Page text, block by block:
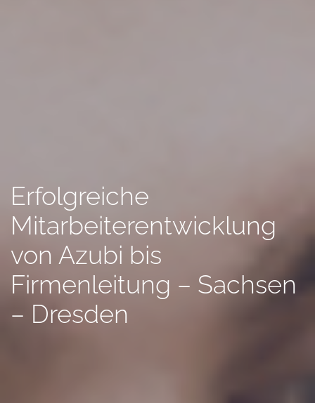
Erfolgreiche
Mitarbeiterentwicklung
von Azubi bis
Firmenleitung – Sachsen
– Dresden